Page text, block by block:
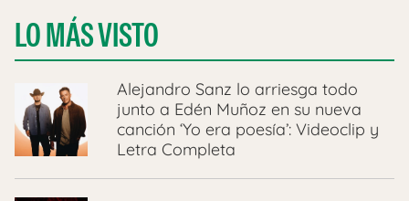
LO MÁS VISTO
Alejandro Sanz lo arriesga todo
junto a Edén Muñoz en su nueva
canción ‘Yo era poesía’: Videoclip y
Letra Completa